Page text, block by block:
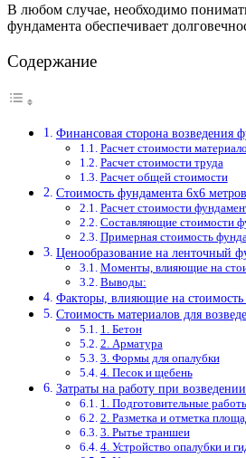
В любом случае, необходимо
фундамента обеспечивает
Содержание
Финансовая сторона возведения
Расчет стоимости
Расчет стоимости труда
Расчет общей стоимости
Стоимость фундамента 6х6
Расчет стоимости
Составляющие стоимости
Примерная стоимость
Ценообразование на ленточный
Моменты, влияющие на
Выводы:
Факторы, влияющие на стоимость
Стоимость материалов для
1. Бетон
2. Арматура
3. Формы для опалубки
4. Песок и щебень
Затраты на работу при
1. Подготовительные
2. Разметка и отметка
3. Рытье траншеи
4. Устройство опалубки и